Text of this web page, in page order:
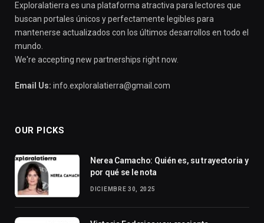
Exploralatierra es una plataforma atractiva para lectores que
buscan portales únicos y perfectamente legibles para
mantenerse actualizados con los últimos desarrollos en todo el
mundo.
We're accepting new partnerships right now.
Email Us: info.exploralatierra@gmail.com
OUR PICKS
Nerea Camacho: Quién es, su trayectoria y
por qué se le nota
DICIEMBRE 30, 2025